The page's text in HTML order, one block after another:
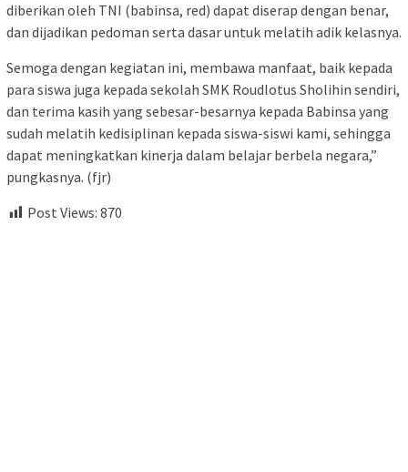
diberikan oleh TNI (babinsa, red) dapat diserap dengan benar,
dan dijadikan pedoman serta dasar untuk melatih adik kelasnya.
Semoga dengan kegiatan ini, membawa manfaat, baik kepada
para siswa juga kepada sekolah SMK Roudlotus Sholihin sendiri,
dan terima kasih yang sebesar-besarnya kepada Babinsa yang
sudah melatih kedisiplinan kepada siswa-siswi kami, sehingga
dapat meningkatkan kinerja dalam belajar berbela negara,”
pungkasnya. (fjr)
Post Views: 870